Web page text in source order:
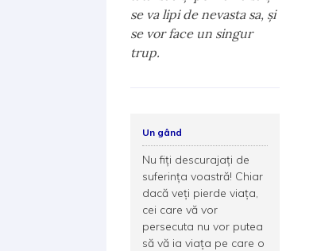
se va lipi de nevasta sa, şi
se vor face un singur
trup.
Un gând
Nu fiţi descurajaţi de
suferinţa voastră! Chiar
dacă veţi pierde viaţa,
cei care vă vor
persecuta nu vor putea
să vă ia viaţa pe care o